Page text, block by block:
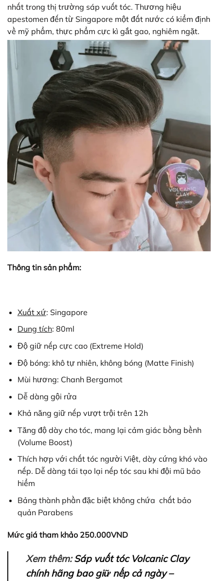
nhất trong thị trường sáp vuốt tóc. Thương hiệu
apestomen đến từ Singapore một đất nước có kiểm định
về mỹ phẩm, thực phẩm cực kì gắt gao, nghiêm ngặt.
Thông tin sản phẩm:
Xuất xứ: Singapore
Dung tích: 80ml
Độ giữ nếp cực cao (Extreme Hold)
Độ bóng: khô tự nhiên, không bóng (Matte Finish)
Mùi hương: Chanh Bergamot
Dễ dàng gội rửa
Khả năng giữ nếp vượt trội trên 12h
Tăng độ dày cho tóc, mang lại cảm giác bồng bềnh
(Volume Boost)
Thích hợp với chất tóc người Việt, dày cứng khó vào
nếp. Dễ dàng tái tạo lại nếp tóc sau khi đội mũ bảo
hiểm
Bảng thành phần đặc biệt không chứa chất bảo
quản Parabens
Mức giá tham khảo 250.000VND
Xem thêm:Sáp vuốt tóc Volcanic Clay
chính hãng bao giữ nếp cả ngày –